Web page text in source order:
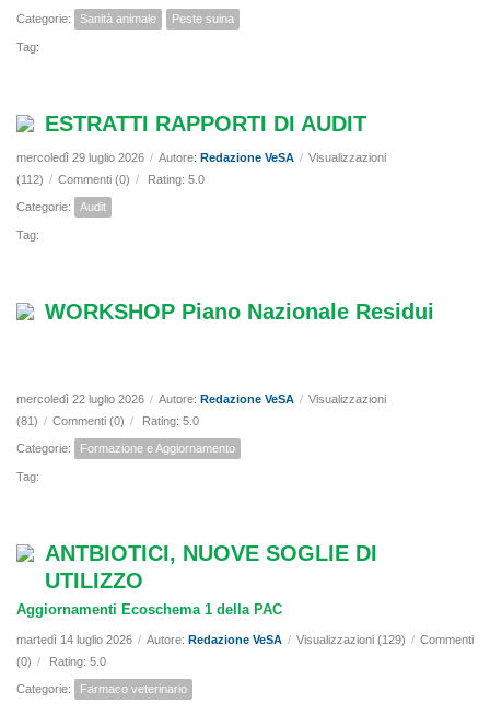
Categorie: Sanità animale Peste suina
Tag:
ESTRATTI RAPPORTI DI AUDIT
mercoledì 29 luglio 2026 / Autore: Redazione VeSA / Visualizzazioni
(112) / Commenti (0) / Rating: 5.0
Categorie: Audit
Tag:
WORKSHOP Piano Nazionale Residui
mercoledì 22 luglio 2026 / Autore: Redazione VeSA / Visualizzazioni
(81) / Commenti (0) / Rating: 5.0
Categorie: Formazione e Aggiornamento
Tag:
ANTBIOTICI, NUOVE SOGLIE DI
UTILIZZO
Aggiornamenti Ecoschema 1 della PAC
martedì 14 luglio 2026 / Autore: Redazione VeSA / Visualizzazioni (129) / Commenti
(0) / Rating: 5.0
Categorie: Farmaco veterinario